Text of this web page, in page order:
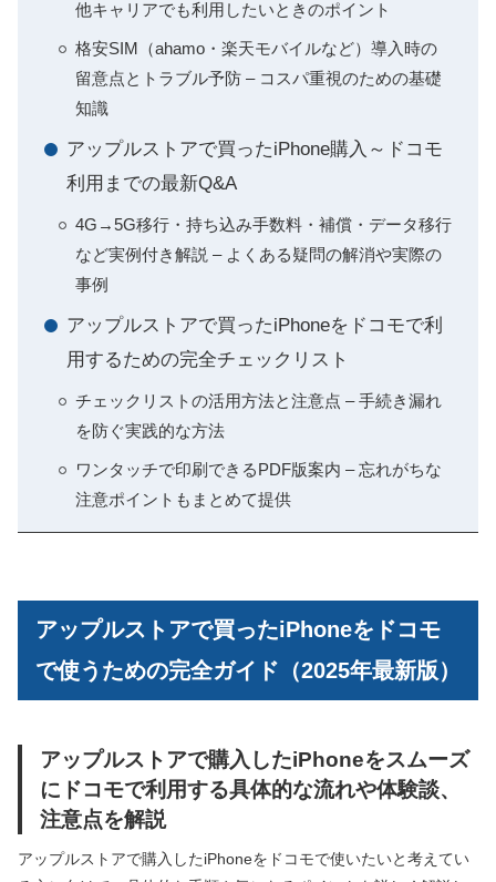
他キャリアでも利用したいときのポイント
格安SIM（ahamo・楽天モバイルなど）導入時の
留意点とトラブル予防 – コスパ重視のための基礎
知識
アップルストアで買ったiPhone購入～ドコモ
利用までの最新Q&A
4G→5G移行・持ち込み手数料・補償・データ移行
など実例付き解説 – よくある疑問の解消や実際の
事例
アップルストアで買ったiPhoneをドコモで利
用するための完全チェックリスト
チェックリストの活用方法と注意点 – 手続き漏れ
を防ぐ実践的な方法
ワンタッチで印刷できるPDF版案内 – 忘れがちな
注意ポイントもまとめて提供
アップルストアで買ったiPhoneをドコモ
で使うための完全ガイド（2025年最新版）
アップルストアで購入したiPhoneをスムーズ
にドコモで利用する具体的な流れや体験談、
注意点を解説
アップルストアで購入したiPhoneをドコモで使いたいと考えてい